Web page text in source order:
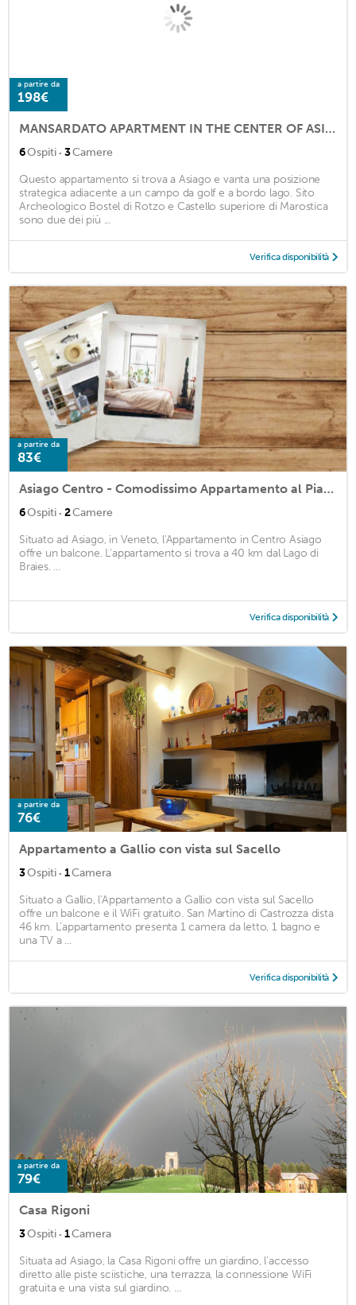
a partire da
198€
MANSARDATO APARTMENT IN THE CENTER OF ASIAGO
6Ospiti · 3Camere
Questo appartamento si trova a Asiago e vanta una posizione
strategica adiacente a un campo da golf e a bordo lago. Sito
Archeologico Bostel di Rotzo e Castello superiore di Marostica
sono due dei più ...
Verifica disponibilità
a partire da
83€
Asiago Centro - Comodissimo Appartamento al Piano Terra
6Ospiti · 2Camere
Situato ad Asiago, in Veneto, l'Appartamento in Centro Asiago
offre un balcone. L'appartamento si trova a 40 km dal Lago di
Braies. ...
Verifica disponibilità
a partire da
76€
Appartamento a Gallio con vista sul Sacello
3Ospiti · 1Camera
Situato a Gallio, l'Appartamento a Gallio con vista sul Sacello
offre un balcone e il WiFi gratuito. San Martino di Castrozza dista
46 km. L’appartamento presenta 1 camera da letto, 1 bagno e
una TV a ...
Verifica disponibilità
a partire da
79€
Casa Rigoni
3Ospiti · 1Camera
Situata ad Asiago, la Casa Rigoni offre un giardino, l'accesso
diretto alle piste sciistiche, una terrazza, la connessione WiFi
gratuita e una vista sul giardino. ...